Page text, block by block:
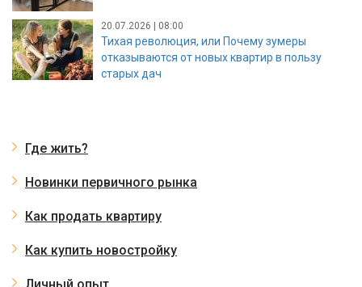
20.07.2026 | 08:00
Тихая революция, или Почему зумеры
отказываются от новых квартир в пользу
старых дач
Где жить?
Новинки первичного рынка
Как продать квартиру
Как купить новостройку